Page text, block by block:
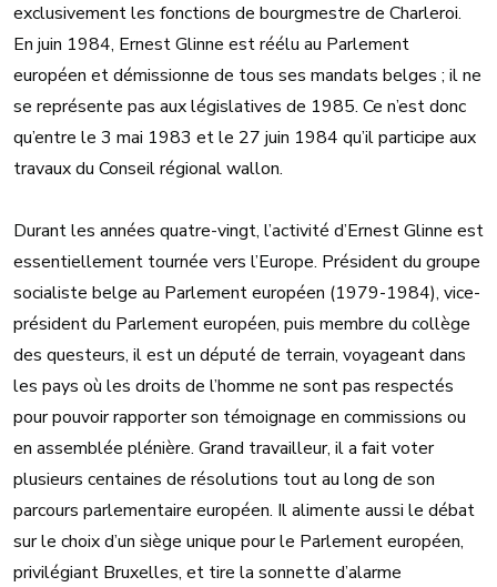
exclusivement les fonctions de bourgmestre de Charleroi.
En juin 1984, Ernest Glinne est réélu au Parlement
européen et démissionne de tous ses mandats belges ; il ne
se représente pas aux législatives de 1985. Ce n’est donc
qu’entre le 3 mai 1983 et le 27 juin 1984 qu’il participe aux
travaux du Conseil régional wallon.
Durant les années quatre-vingt, l’activité d’Ernest Glinne est
essentiellement tournée vers l’Europe. Président du groupe
socialiste belge au Parlement européen (1979-1984), vice-
président du Parlement européen, puis membre du collège
des questeurs, il est un député de terrain, voyageant dans
les pays où les droits de l’homme ne sont pas respectés
pour pouvoir rapporter son témoignage en commissions ou
en assemblée plénière. Grand travailleur, il a fait voter
plusieurs centaines de résolutions tout au long de son
parcours parlementaire européen. Il alimente aussi le débat
sur le choix d’un siège unique pour le Parlement européen,
privilégiant Bruxelles, et tire la sonnette d’alarme